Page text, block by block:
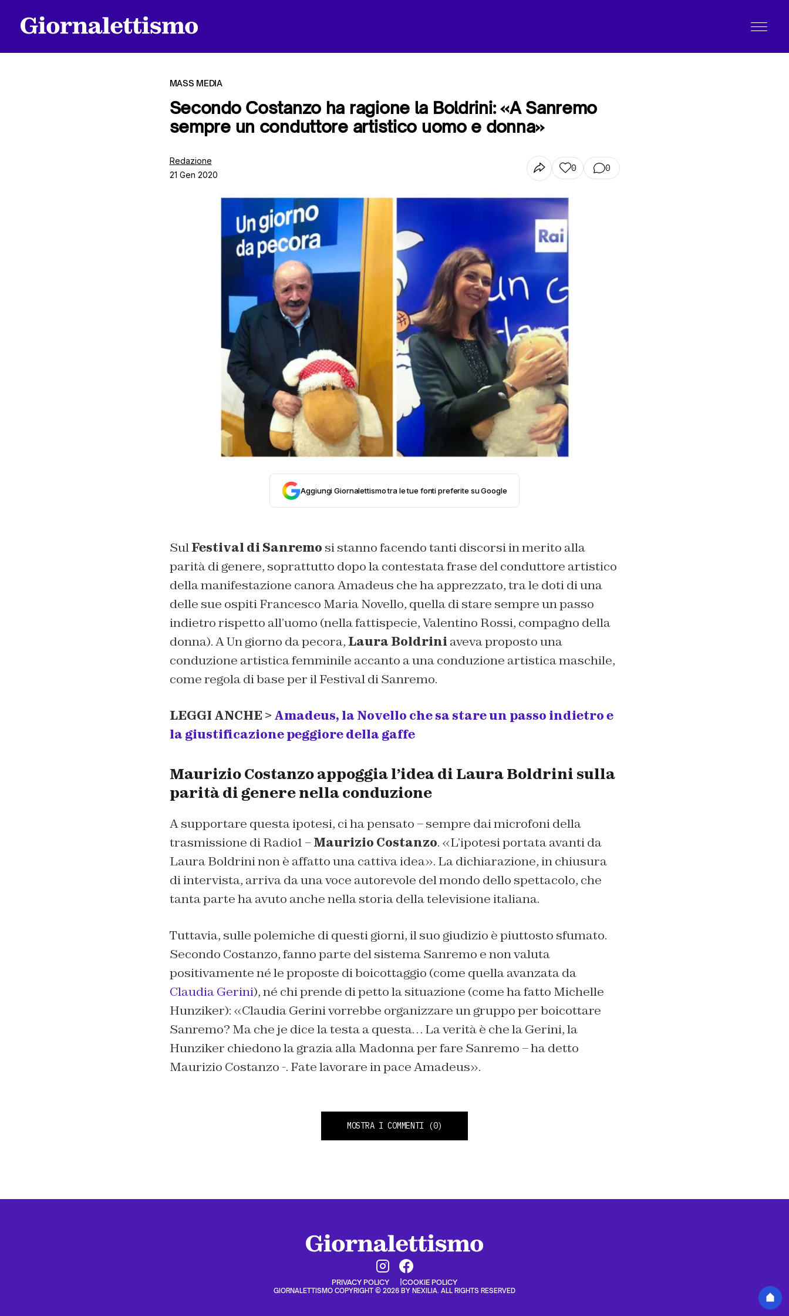
MASS MEDIA
Secondo Costanzo ha ragione la Boldrini: «A Sanremo
sempre un conduttore artistico uomo e donna»
Redazione
21 Gen 2020
0 0
Aggiungi Giornalettismo tra le tue fonti preferite su Google
SulFestival di Sanremo si stanno facendo tanti discorsi in merito alla
parità di genere, soprattutto dopo la contestata frase del conduttore artistico
della manifestazione canora Amadeus che ha apprezzato, tra le doti di una
delle sue ospiti Francesco Maria Novello, quella di stare sempre un passo
indietro rispetto all’uomo (nella fattispecie, Valentino Rossi, compagno della
donna). A Un giorno da pecora, Laura Boldrini aveva proposto una
conduzione artistica femminile accanto a una conduzione artistica maschile,
come regola di base per il Festival di Sanremo.
LEGGI ANCHE > Amadeus, la Novello che sa stare un passo indietro e
la giustificazione peggiore della gaffe
Maurizio Costanzo appoggia l’idea di Laura Boldrini sulla
parità di genere nella conduzione
A supportare questa ipotesi, ci ha pensato – sempre dai microfoni della
trasmissione di Radio1 –Maurizio Costanzo. «L’ipotesi portata avanti da
Laura Boldrini non è affatto una cattiva idea». La dichiarazione, in chiusura
di intervista, arriva da una voce autorevole del mondo dello spettacolo, che
tanta parte ha avuto anche nella storia della televisione italiana.
Tuttavia, sulle polemiche di questi giorni, il suo giudizio è piuttosto sfumato.
Secondo Costanzo, fanno parte del sistema Sanremo e non valuta
positivamente né le proposte di boicottaggio (come quella avanzata da
Claudia Gerini), né chi prende di petto la situazione (come ha fatto Michelle
Hunziker): «Claudia Gerini vorrebbe organizzare un gruppo per boicottare
Sanremo? Ma che je dice la testa a questa… La verità è che la Gerini, la
Hunziker chiedono la grazia alla Madonna per fare Sanremo – ha detto
Maurizio Costanzo -. Fate lavorare in pace Amadeus».
MOSTRA I COMMENTI (0)
PRIVACY POLICY COOKIE POLICY
GIORNALETTISMO COPYRIGHT © 2026 BY NEXILIA. ALL RIGHTS RESERVED